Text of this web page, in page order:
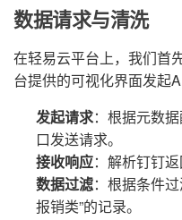
数据请求与清洗
在轻易云平台上，我们首
台提供的可视化界面发起
发起请求：根据元数
口发送请求。
接收响应：解析钉钉
数据过滤：根据条件
报销类”的记录。